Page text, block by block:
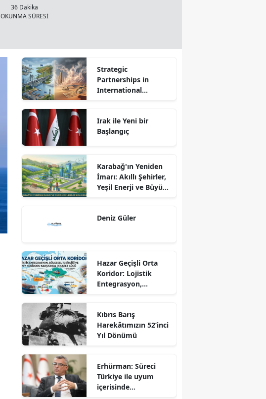
36 Dakika
OKUNMA SÜRESİ
Strategic
Partnerships in
International
Irak ile Yeni bir
Başlangıç
Karabağ'ın Yeniden
İmarı: Akıllı Şehirler,
Yeşil Enerji ve Büyük
Sürdürülebilir
Deniz Güler
Hazar Geçişli Orta
Koridor: Lojistik
Entegrasyon,
Karşısında Rekabet
Gücü
Kıbrıs Barış
Harekâtımızın 52’inci
Yıl Dönümü
Erhürman: Süreci
Türkiye ile uyum
içerisinde